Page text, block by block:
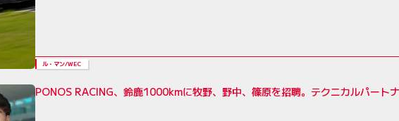
ル・マン/WEC
PONOS RACING、鈴鹿1000kmに牧野、野中、篠原を招聘。テクニカルパー